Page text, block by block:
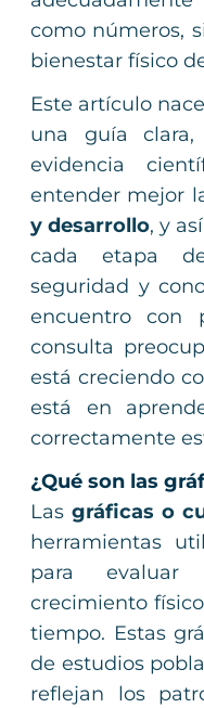
como números,
bienestar físico
Este artículo
una guía
evidencia
entender mejor
y desarrollo, y
cada etapa
seguridad y
encuentro con
consulta
está creciendo
está en
correctamente
¿Qué son las
Las gráficas o
herramientas
para evaluar
crecimiento
tiempo. Estas
de estudios
reflejan los